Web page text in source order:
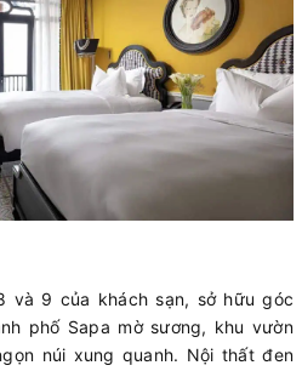
và 9 của khách sạn, sở hữu góc
phố Sapa mờ sương, khu vườn
núi xung quanh. Nội thất đen